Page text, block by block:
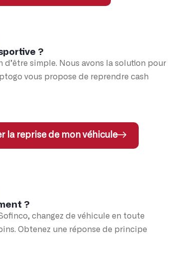
?
d’être simple. Nous avons la solution pour
vous propose de reprendre cash
la reprise de mon véhicule
?
changez de véhicule en toute
Obtenez une réponse de principe